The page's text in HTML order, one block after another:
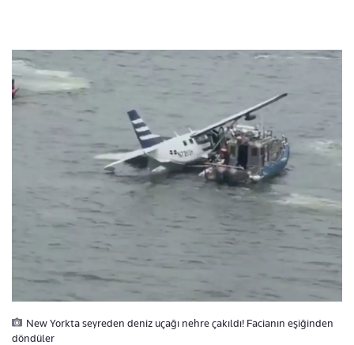
New Yorkta seyreden deniz uçağı nehre çakıldı! Facianın eşiğinden
döndüler